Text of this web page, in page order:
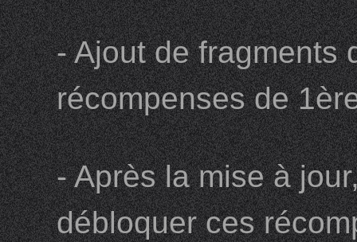
- Ajout de fragments
récompenses de
- Après la mise à
débloquer ces